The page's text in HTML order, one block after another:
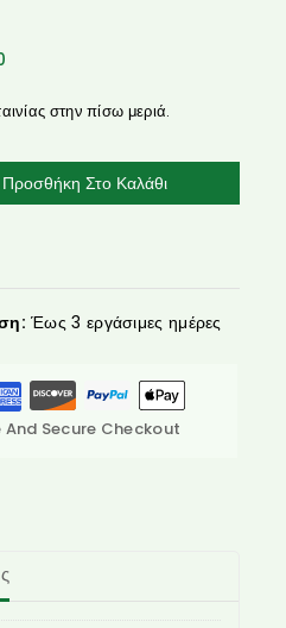
στην πίσω μεριά.
Προσθήκη Στο Καλάθι
Έως 3 εργάσιμες ημέρες
Secure Checkout